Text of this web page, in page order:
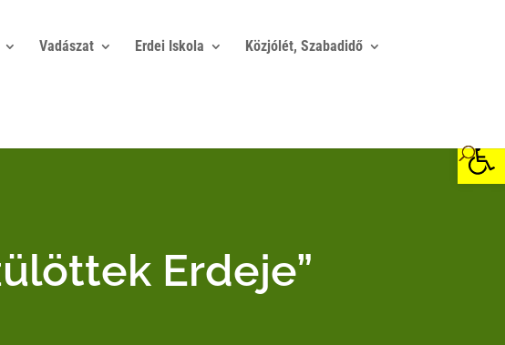
Vadászat Erdei Iskola Közjólét, Szabadidő
Erdeje”